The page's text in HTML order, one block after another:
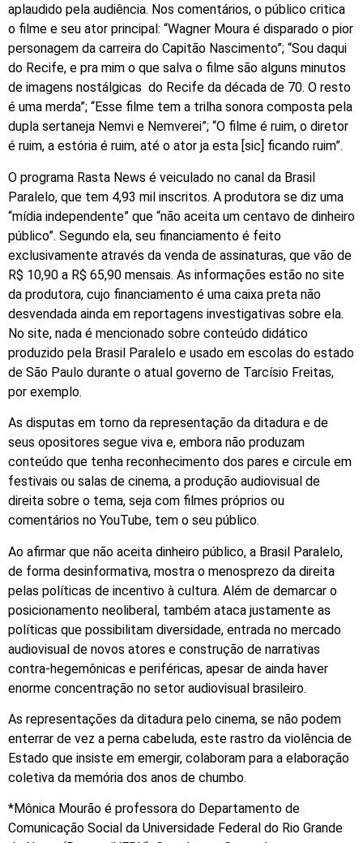
aplaudido pela audiência. Nos comentários, o público critica
o filme e seu ator principal: “Wagner Moura é disparado o pior
personagem da carreira do Capitão Nascimento”; “Sou daqui
do Recife, e pra mim o que salva o filme são alguns minutos
de imagens nostálgicas do Recife da década de 70. O resto
é uma merda”; “Esse filme tem a trilha sonora composta pela
dupla sertaneja Nemvi e Nemverei”; “O filme é ruim, o diretor
é ruim, a estória é ruim, até o ator ja esta [sic] ficando ruim”.
O programa Rasta News é veiculado no canal da Brasil
Paralelo, que tem 4,93 mil inscritos. A produtora se diz uma
“mídia independente” que “não aceita um centavo de dinheiro
público”. Segundo ela, seu financiamento é feito
exclusivamente através da venda de assinaturas, que vão de
R$ 10,90 a R$ 65,90 mensais. As informações estão no site
da produtora, cujo financiamento é uma caixa preta não
desvendada ainda em reportagens investigativas sobre ela.
No site, nada é mencionado sobre conteúdo didático
produzido pela Brasil Paralelo e usado em escolas do estado
de São Paulo durante o atual governo de Tarcísio Freitas,
por exemplo.
As disputas em torno da representação da ditadura e de
seus opositores segue viva e, embora não produzam
conteúdo que tenha reconhecimento dos pares e circule em
festivais ou salas de cinema, a produção audiovisual de
direita sobre o tema, seja com filmes próprios ou
comentários no YouTube, tem o seu público.
Ao afirmar que não aceita dinheiro público, a Brasil Paralelo,
de forma desinformativa, mostra o menosprezo da direita
pelas políticas de incentivo à cultura. Além de demarcar o
posicionamento neoliberal, também ataca justamente as
políticas que possibilitam diversidade, entrada no mercado
audiovisual de novos atores e construção de narrativas
contra-hegemônicas e periféricas, apesar de ainda haver
enorme concentração no setor audiovisual brasileiro.
As representações da ditadura pelo cinema, se não podem
enterrar de vez a perna cabeluda, este rastro da violência de
Estado que insiste em emergir, colaboram para a elaboração
coletiva da memória dos anos de chumbo.
*Mônica Mourão é professora do Departamento de
Comunicação Social da Universidade Federal do Rio Grande